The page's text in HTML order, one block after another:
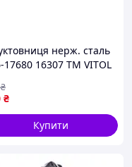
нерж. сталь
17680 16307 ТМ VITOL
₴
₴
Купити